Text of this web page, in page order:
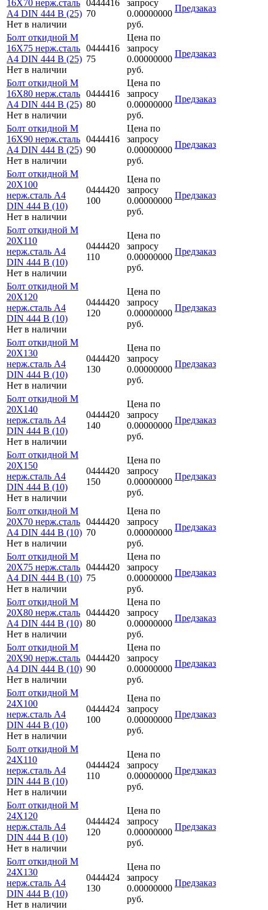
16Х70 нерж.сталь
A4 DIN 444 B (25)
Нет в наличии
0444416
70
запросу
0.00000000
руб.
Предзаказ
Болт откидной M
16Х75 нерж.сталь
A4 DIN 444 B (25)
Нет в наличии
0444416
75
Цена по
запросу
0.00000000
руб.
Предзаказ
Болт откидной M
16Х80 нерж.сталь
A4 DIN 444 B (25)
Нет в наличии
0444416
80
Цена по
запросу
0.00000000
руб.
Предзаказ
Болт откидной M
16Х90 нерж.сталь
A4 DIN 444 B (25)
Нет в наличии
0444416
90
Цена по
запросу
0.00000000
руб.
Предзаказ
Болт откидной M
20Х100
нерж.сталь A4
DIN 444 B (10)
Нет в наличии
0444420
100
Цена по
запросу
0.00000000
руб.
Предзаказ
Болт откидной M
20Х110
нерж.сталь A4
DIN 444 B (10)
Нет в наличии
0444420
110
Цена по
запросу
0.00000000
руб.
Предзаказ
Болт откидной M
20Х120
нерж.сталь A4
DIN 444 B (10)
Нет в наличии
0444420
120
Цена по
запросу
0.00000000
руб.
Предзаказ
Болт откидной M
20Х130
нерж.сталь A4
DIN 444 B (10)
Нет в наличии
0444420
130
Цена по
запросу
0.00000000
руб.
Предзаказ
Болт откидной M
20Х140
нерж.сталь A4
DIN 444 B (10)
Нет в наличии
0444420
140
Цена по
запросу
0.00000000
руб.
Предзаказ
Болт откидной M
20Х150
нерж.сталь A4
DIN 444 B (10)
Нет в наличии
0444420
150
Цена по
запросу
0.00000000
руб.
Предзаказ
Болт откидной M
20Х70 нерж.сталь
A4 DIN 444 B (10)
Нет в наличии
0444420
70
Цена по
запросу
0.00000000
руб.
Предзаказ
Болт откидной M
20Х75 нерж.сталь
A4 DIN 444 B (10)
Нет в наличии
0444420
75
Цена по
запросу
0.00000000
руб.
Предзаказ
Болт откидной M
20Х80 нерж.сталь
A4 DIN 444 B (10)
Нет в наличии
0444420
80
Цена по
запросу
0.00000000
руб.
Предзаказ
Болт откидной M
20Х90 нерж.сталь
A4 DIN 444 B (10)
Нет в наличии
0444420
90
Цена по
запросу
0.00000000
руб.
Предзаказ
Болт откидной M
24Х100
нерж.сталь A4
DIN 444 B (10)
Нет в наличии
0444424
100
Цена по
запросу
0.00000000
руб.
Предзаказ
Болт откидной M
24Х110
нерж.сталь A4
DIN 444 B (10)
Нет в наличии
0444424
110
Цена по
запросу
0.00000000
руб.
Предзаказ
Болт откидной M
24Х120
нерж.сталь A4
DIN 444 B (10)
Нет в наличии
0444424
120
Цена по
запросу
0.00000000
руб.
Предзаказ
Болт откидной M
24Х130
нерж.сталь A4
DIN 444 B (10)
Нет в наличии
0444424
130
Цена по
запросу
0.00000000
руб.
Предзаказ